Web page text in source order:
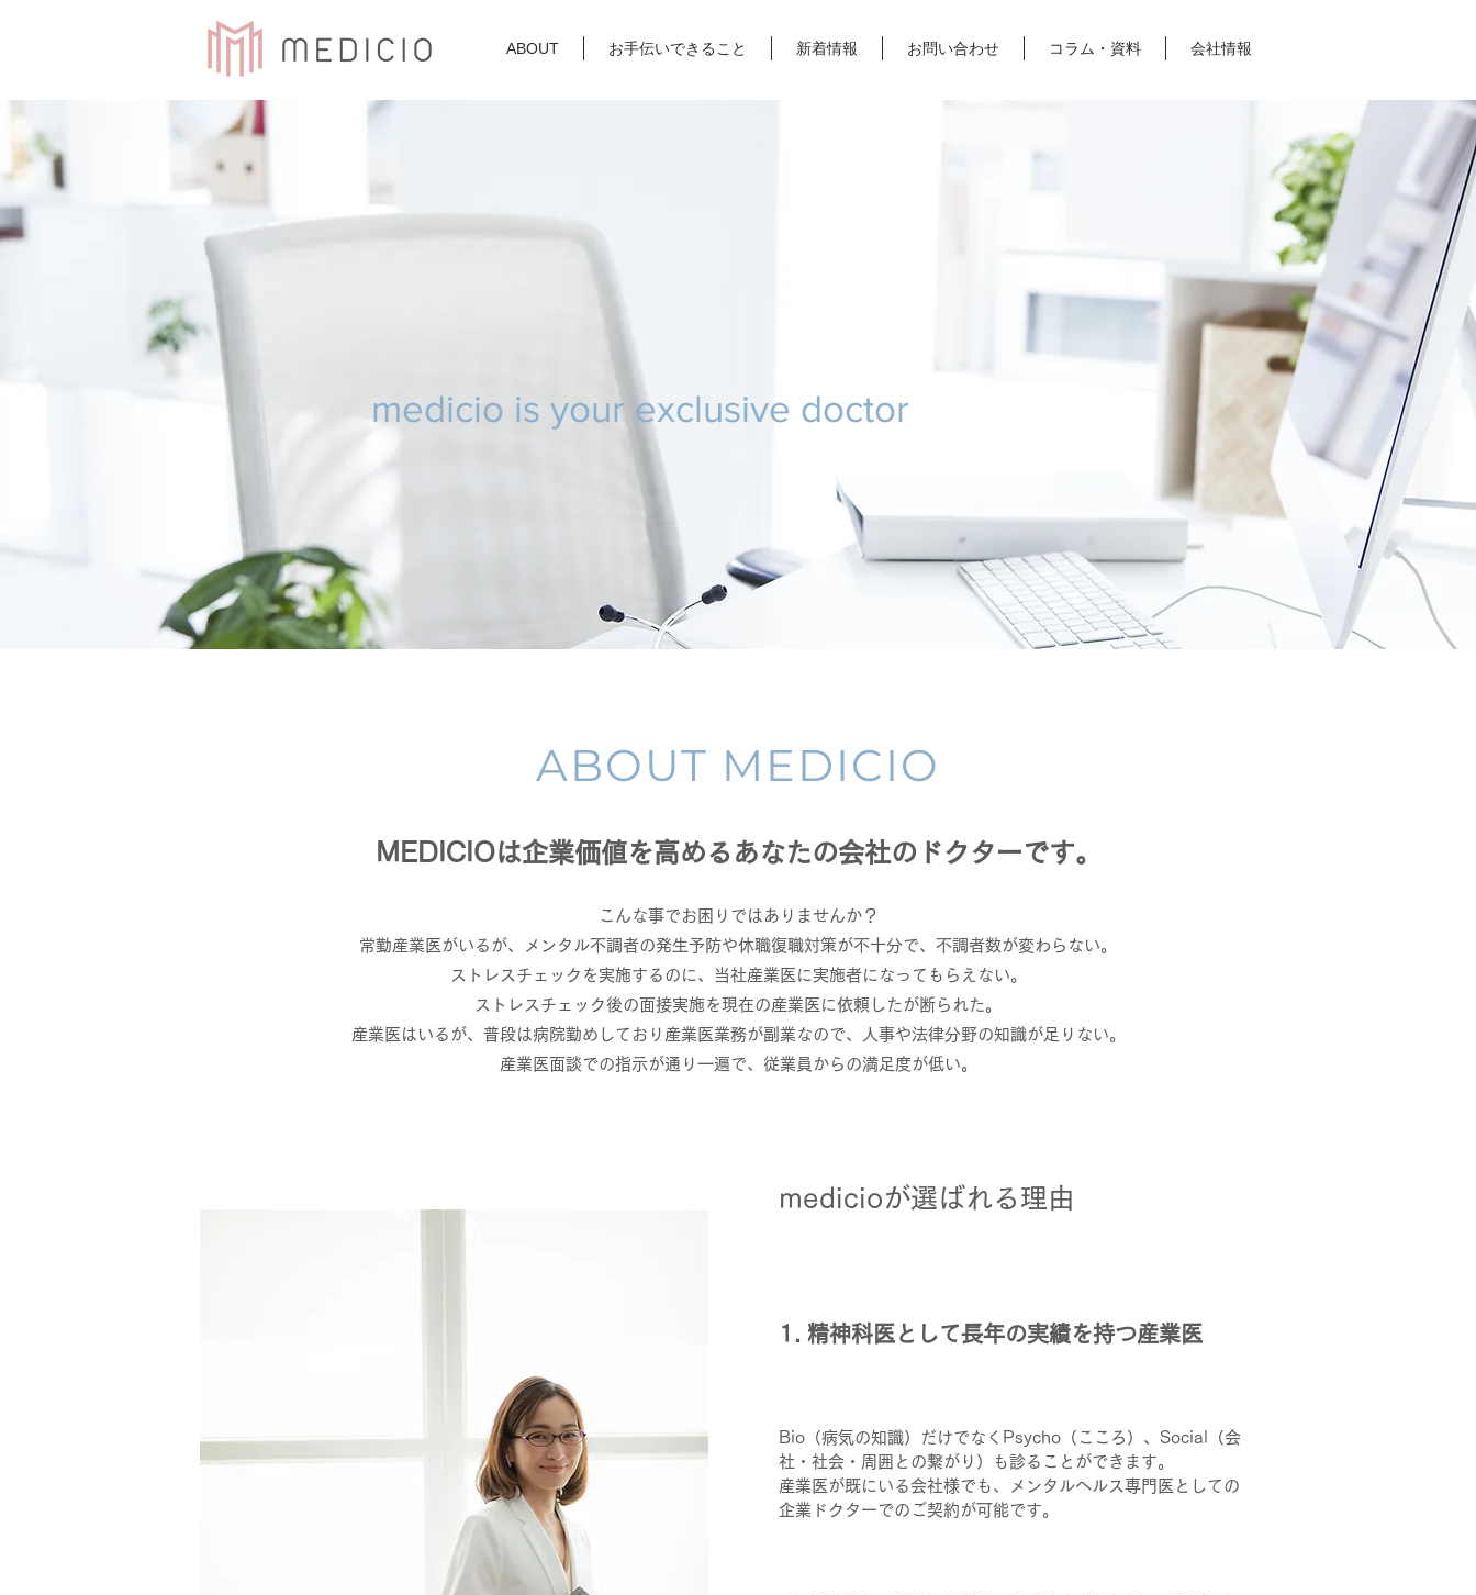
ABOUT お手伝いできること 新着情報 お問い合わせ コラム・資料 会社情報
medicio is your exclusive doctor
ABOUT MEDICIO
MEDICIOは企業価値を高めるあなたの会社のドクターです。
​こんな事でお困りではありませんか？
常勤産業医がいるが、メンタル不調者の発生予防や休職復職対策が不十分で、不調者数が変わらない。
ストレスチェックを実施するのに、当社産業医に実施者になってもらえない。​
​ストレスチェック後の面接実施を現在の産業医に依頼したが断られた。
産業医はいるが、普段は病院勤めしており産業医業務が副業なので、人事や法律分野の知識が足りない。
産業医面談での指示が通り一遍で、従業員からの満足度が低い。
medicioが選ばれる理由
1. 精神科医として長年の実績を持つ産業医
Bio（病気の知識）だけでなくPsycho（こころ）、Social（会
社・社会・周囲との繋がり）も診ることができます。
産業医が既にいる会社様でも、メンタルヘルス専門医としての
企業ドクターでのご契約が可能です。